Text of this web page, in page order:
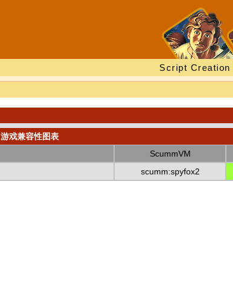
Script
游戏兼容性图表
ScummVM
scumm:spyfox2